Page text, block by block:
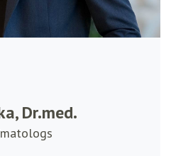
Dr.med.